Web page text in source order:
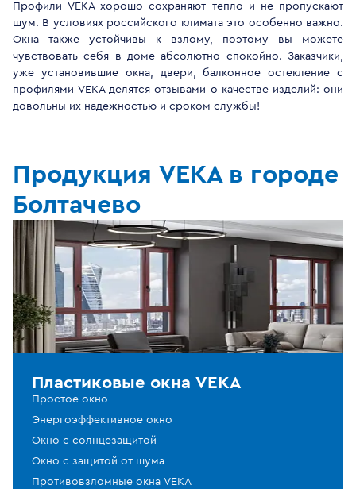
Профили VEKA хорошо сохраняют тепло и не пропускают
шум. В условиях российского климата это особенно важно.
Окна также устойчивы к взлому, поэтому вы можете
чувствовать себя в доме абсолютно спокойно. Заказчики,
уже установившие окна, двери, балконное остекление с
профилями VEKA делятся отзывами о качестве изделий: они
довольны их надёжностью и сроком службы!
Продукция VEKA в городе
Болтачево
Пластиковые окна VEKA
Простое окно
Энергоэффективное окно
Окно с солнцезащитой
Окно с защитой от шума
Противовзломные окна VEKA